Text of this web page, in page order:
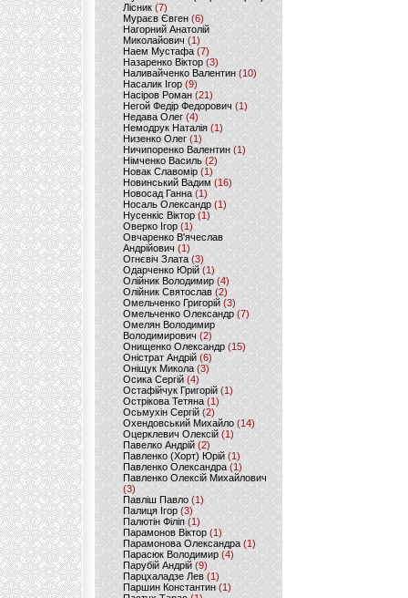
Лісник (7)
Мураєв Євген(6)
Нагорний Анатолій
Миколайович (1)
Наем Мустафа (7)
Назаренко Віктор (3)
Наливайченко Валентин (10)
Насалик Ігор(9)
Насіров Роман (21)
Негой Федір Федорович(1)
Недава Олег(4)
Немодрук Наталія(1)
Низенко Олег (1)
Ничипоренко Валентин (1)
Німченко Василь (2)
Новак Славомір (1)
Новинський Вадим (16)
Новосад Ганна (1)
Носаль Олександр (1)
Нусенкіс Віктор (1)
Оверко Ігор (1)
Овчаренко В'ячеслав
Андрійович(1)
Огнєвіч Злата (3)
Одарченко Юрій(1)
Олійник Володимир (4)
Олійник Святослав (2)
Омельченко Григорій (3)
Омельченко Олександр(7)
Омелян Володимир
Володимирович (2)
Онищенко Олександр (15)
Оністрат Андрій (6)
Оніщук Микола (3)
Осика Сергій(4)
Остафійчук Григорій(1)
Острікова Тетяна (1)
Осьмухін Сергій (2)
Охендовський Михайло (14)
Оцерклевич Олексій (1)
Павелко Андрій (2)
Павленко (Хорт) Юрій (1)
Павленко Олександра (1)
Павленко Олексій Михайлович
(3)
Павліш Павло(1)
Палиця Ігор (3)
Палютін Філіп(1)
Парамонов Віктор (1)
Парамонова Олександра(1)
Парасюк Володимир(4)
Парубій Андрій (9)
Парцхаладзе Лев (1)
Паршин Константин(1)